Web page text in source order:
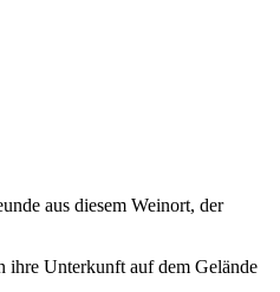
aus diesem Weinort, der
ihre Unterkunft auf dem Gelände